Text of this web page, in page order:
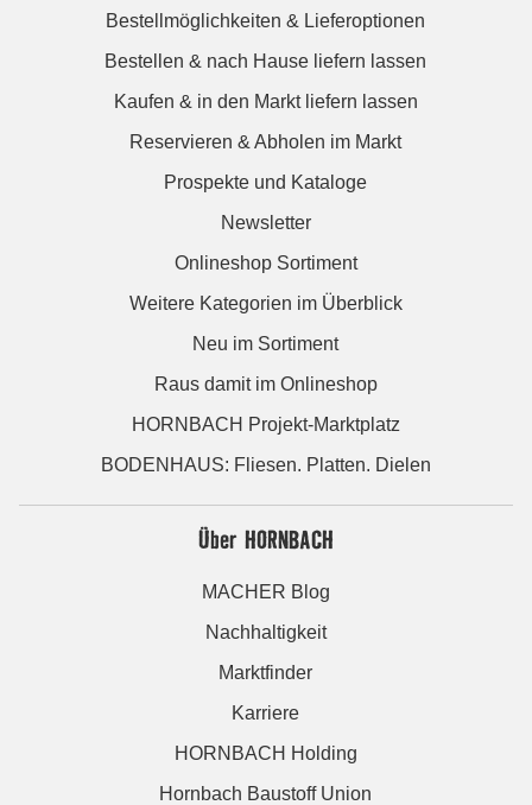
Bestellmöglichkeiten & Lieferoptionen
Bestellen & nach Hause liefern lassen
Kaufen & in den Markt liefern lassen
Reservieren & Abholen im Markt
Prospekte und Kataloge
Newsletter
Onlineshop Sortiment
Weitere Kategorien im Überblick
Neu im Sortiment
Raus damit im Onlineshop
HORNBACH Projekt-Marktplatz
BODENHAUS: Fliesen. Platten. Dielen
Über HORNBACH
MACHER Blog
Nachhaltigkeit
Marktfinder
Karriere
HORNBACH Holding
Hornbach Baustoff Union